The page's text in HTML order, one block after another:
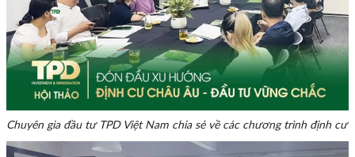
Chuyên gia đầu tư TPD Việt Nam chia sẻ về các chương trình định cư